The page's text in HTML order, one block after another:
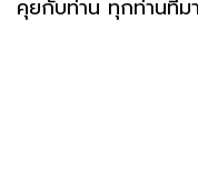
คุยกับท่าน ทุกท่านที่ม